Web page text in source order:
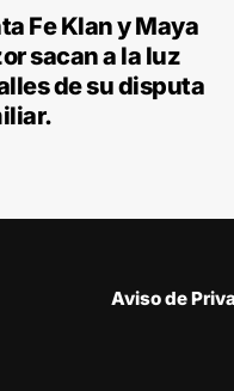
Fe Klan y Maya
sacan a la luz
de su disputa
Aviso de